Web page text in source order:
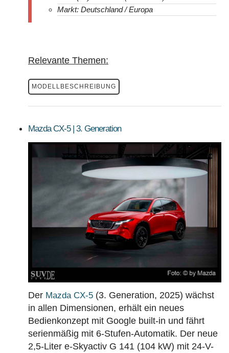
Markt: Deutschland / Europa
Relevante Themen:
MODELLBESCHREIBUNG
Mazda CX-5 | 3. Generation
Der Mazda CX-5 (3. Generation, 2025) wächst
in allen Dimensionen, erhält ein neues
Bedienkonzept mit Google built-in und fährt
serienmäßig mit 6-Stufen-Automatik. Der neue
2,5-Liter e-Skyactiv G 141 (104 kW) mit 24-V-